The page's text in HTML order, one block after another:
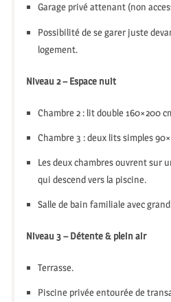
Garage privé attenant (non
Possibilité de se garer juste
logement.
Niveau 2 – Espace nuit
Chambre 2 : lit double 160×200
Chambre 3 : deux lits simples
Les deux chambres ouvrent sur
qui descend vers la piscine.
Salle de bain familiale avec
Niveau 3 – Détente & plein air
Terrasse.
Piscine privée entourée de